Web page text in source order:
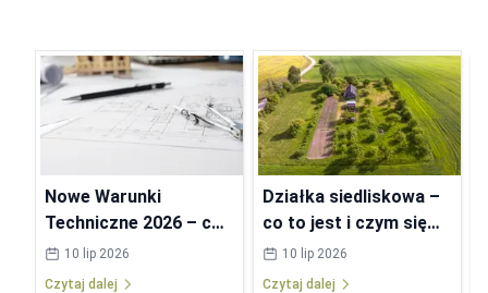
Nowe Warunki
Techniczne 2026 – co
się zmieni w
przepisach?
10 lip 2026
Czytaj dalej
Działka siedliskowa –
co to jest i czym się
różni od budowlanej?
10 lip 2026
Czytaj dalej